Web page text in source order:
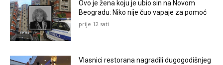
Ovo je žena koju je ubio sin na Novom
Beogradu: Niko nije čuo vapaje za pomoć
prije 12 sati
Vlasnici restorana nagradili dugogodišnjeg